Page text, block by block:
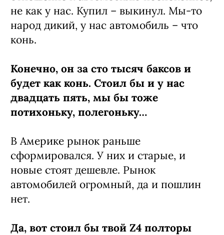
не как у нас. Купил – выкинул. Мы-то
народ дикий, у нас автомобиль – что
конь.
Конечно, он за сто тысяч баксов и
будет как конь. Стоил бы и у нас
двадцать пять, мы бы тоже
потихоньку, полегоньку…
В Америке рынок раньше
сформировался. У них и старые, и
новые стоят дешевле. Рынок
автомобилей огромный, да и пошлин
нет.
Да, вот стоил бы твой Z4 полторы